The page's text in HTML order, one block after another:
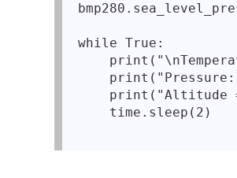
while True:
print("Altitude
    time.sleep(2)